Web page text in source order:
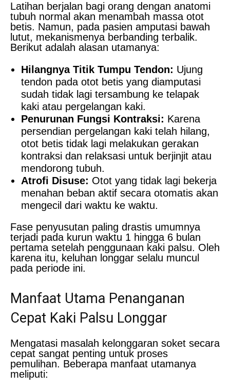
Latihan berjalan bagi orang dengan anatomi
tubuh normal akan menambah massa otot
betis. Namun, pada pasien amputasi bawah
lutut, mekanismenya berbanding terbalik.
Berikut adalah alasan utamanya:
Hilangnya Titik Tumpu Tendon: Ujung
tendon pada otot betis yang diamputasi
sudah tidak lagi tersambung ke telapak
kaki atau pergelangan kaki.
Penurunan Fungsi Kontraksi: Karena
persendian pergelangan kaki telah hilang,
otot betis tidak lagi melakukan gerakan
kontraksi dan relaksasi untuk berjinjit atau
mendorong tubuh.
Atrofi Disuse: Otot yang tidak lagi bekerja
menahan beban aktif secara otomatis akan
mengecil dari waktu ke waktu.
Fase penyusutan paling drastis umumnya
terjadi pada kurun waktu 1 hingga 6 bulan
pertama setelah penggunaan kaki palsu. Oleh
karena itu, keluhan longgar selalu muncul
pada periode ini.
Manfaat Utama Penanganan
Cepat Kaki Palsu Longgar
Mengatasi masalah kelonggaran soket secara
cepat sangat penting untuk proses
pemulihan. Beberapa manfaat utamanya
meliputi: